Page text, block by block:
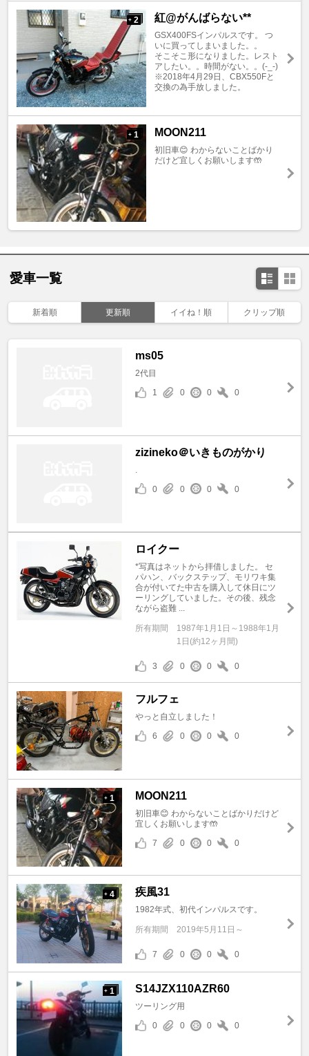
+ 2 紅@がんばらない**
GSX400FSインパルスです。 つ
いに買ってしまいました。。
そこそこ形になりました。レスト
アしたい。。時間がない。。(-_-)
※2018年4月29日、CBX550Fと
交換の為手放しました。
+ 1 MOON211
初旧車😊 わからないことばかり
だけど宜しくお願いします🤲
愛車一覧
新着順 更新順 イイね！順 クリップ順
ms05
2代目
1
0 0 0
zizineko＠いきものがかり
0
0 0 0
ロイクー
*写真はネットから拝借しました。 セ
パハン、バックステップ、モリワキ集
合が付いてた中古を購入して休日にツ
ーリングしていました。その後、残念
ながら盗難 ...
所有期間
1987年1月1日～1988年1月
1日(約12ヶ月間)
3 0 0 0
フルフェ
やっと自立しました！
6
0 0 0
+ 1 MOON211
初旧車😊 わからないことばかりだけど
宜しくお願いします🤲
7
0 0 0
+ 4 疾風31
1982年式、初代インパルスです。
所有期間 2019年5月11日～
7 0 0 0
+ 1 S14JZX110AZR60
ツーリング用
0
0 0 0